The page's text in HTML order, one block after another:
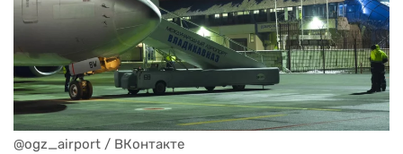
@ogz_airport / ВКонтакте